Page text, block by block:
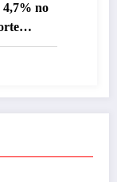
4,7% no